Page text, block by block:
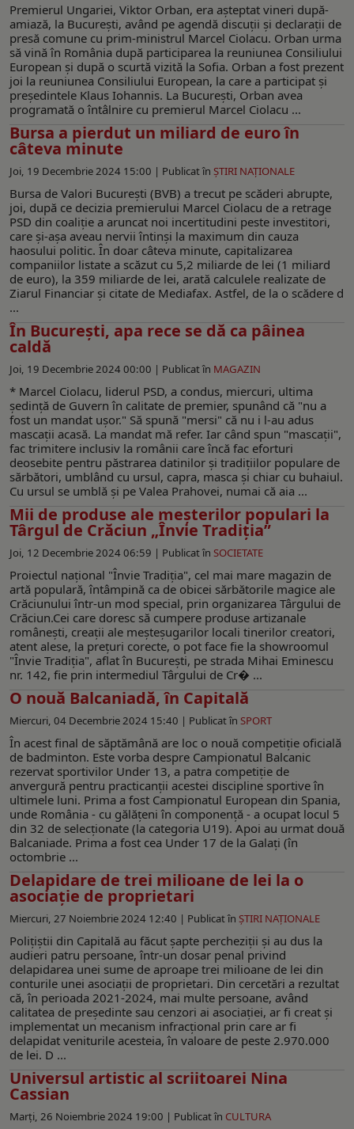
Premierul Ungariei, Viktor Orban, era aşteptat vineri după-
amiază, la Bucureşti, având pe agendă discuţii şi declaraţii de
presă comune cu prim-ministrul Marcel Ciolacu. Orban urma
să vină în România după participarea la reuniunea Consiliului
European şi după o scurtă vizită la Sofia. Orban a fost prezent
joi la reuniunea Consiliului European, la care a participat şi
preşedintele Klaus Iohannis. La Bucureşti, Orban avea
programată o întâlnire cu premierul Marcel Ciolacu ...
Bursa a pierdut un miliard de euro în
câteva minute
Joi, 19 Decembrie 2024 15:00 | Publicat în ŞTIRI NAŢIONALE
Bursa de Valori Bucureşti (BVB) a trecut pe scăderi abrupte,
joi, după ce decizia premierului Marcel Ciolacu de a retrage
PSD din coaliţie a aruncat noi incertitudini peste investitori,
care şi-aşa aveau nervii întinşi la maximum din cauza
haosului politic. În doar câteva minute, capitalizarea
companiilor listate a scăzut cu 5,2 miliarde de lei (1 miliard
de euro), la 359 miliarde de lei, arată calculele realizate de
Ziarul Financiar și citate de Mediafax. Astfel, de la o scădere d
...
În București, apa rece se dă ca pâinea
caldă
Joi, 19 Decembrie 2024 00:00 | Publicat în MAGAZIN
* Marcel Ciolacu, liderul PSD, a condus, miercuri, ultima
ședință de Guvern în calitate de premier, spunând că "nu a
fost un mandat ușor." Să spună "mersi" că nu i l-au adus
mascații acasă. La mandat mă refer. Iar când spun "mascații",
fac trimitere inclusiv la românii care încă fac eforturi
deosebite pentru păstrarea datinilor și tradițiilor populare de
sărbători, umblând cu ursul, capra, masca și chiar cu buhaiul.
Cu ursul se umblă și pe Valea Prahovei, numai că aia ...
Mii de produse ale meșterilor populari la
Târgul de Crăciun „Învie Tradiția”
Joi, 12 Decembrie 2024 06:59 | Publicat în SOCIETATE
Proiectul național "Învie Tradiția", cel mai mare magazin de
artă populară, întâmpină ca de obicei sărbătorile magice ale
Crăciunului într-un mod special, prin organizarea Târgului de
Crăciun.Cei care doresc să cumpere produse artizanale
românești, creații ale meșteșugarilor locali tinerilor creatori,
atent alese, la prețuri corecte, o pot face fie la showroomul
"Învie Tradiția", aflat în București, pe strada Mihai Eminescu
nr. 142, fie prin intermediul Târgului de Cr� ...
O nouă Balcaniadă, în Capitală
Miercuri, 04 Decembrie 2024 15:40 | Publicat în SPORT
În acest final de săptămână are loc o nouă competiție oficială
de badminton. Este vorba despre Campionatul Balcanic
rezervat sportivilor Under 13, a patra competiție de
anvergură pentru practicanții acestei discipline sportive în
ultimele luni. Prima a fost Campionatul European din Spania,
unde România - cu gălățeni în componență - a ocupat locul 5
din 32 de selecționate (la categoria U19). Apoi au urmat două
Balcaniade. Prima a fost cea Under 17 de la Galați (în
octombrie ...
Delapidare de trei milioane de lei la o
asociație de proprietari
Miercuri, 27 Noiembrie 2024 12:40 | Publicat în ŞTIRI NAŢIONALE
Polițiștii din Capitală au făcut șapte percheziții și au dus la
audieri patru persoane, într-un dosar penal privind
delapidarea unei sume de aproape trei milioane de lei din
conturile unei asociații de proprietari. Din cercetări a rezultat
că, în perioada 2021-2024, mai multe persoane, având
calitatea de președinte sau cenzori ai asociației, ar fi creat și
implementat un mecanism infracțional prin care ar fi
delapidat veniturile acesteia, în valoare de peste 2.970.000
de lei. D ...
Universul artistic al scriitoarei Nina
Cassian
Marți, 26 Noiembrie 2024 19:00 | Publicat în CULTURA